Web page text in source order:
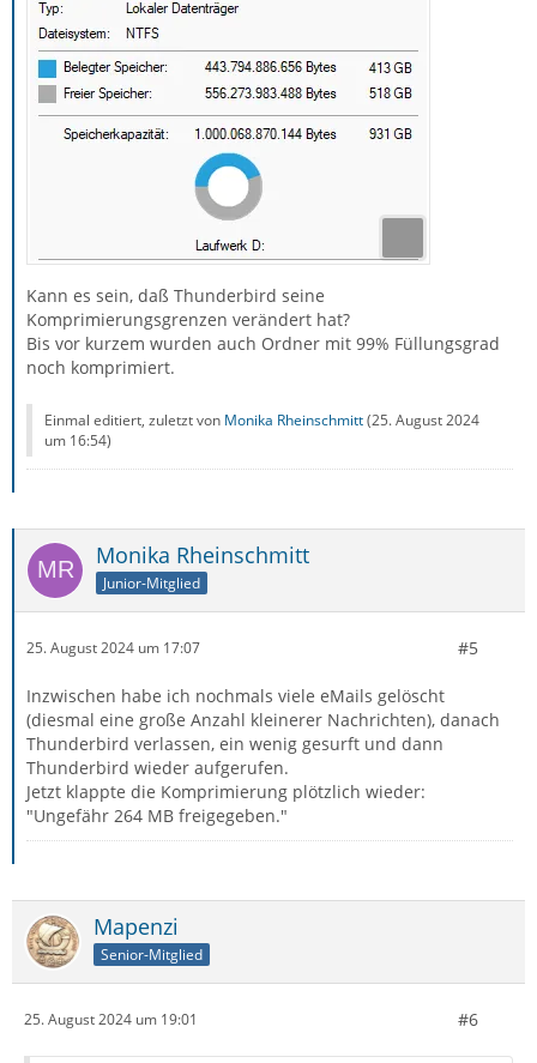
Kann es sein, daß Thunderbird seine
Komprimierungsgrenzen verändert hat?
Bis vor kurzem wurden auch Ordner mit 99% Füllungsgrad
noch komprimiert.
Einmal editiert, zuletzt von Monika Rheinschmitt(25. August 2024
um 16:54)
Monika Rheinschmitt
Junior-Mitglied
25. August 2024 um 17:07 #5
Inzwischen habe ich nochmals viele eMails gelöscht
(diesmal eine große Anzahl kleinerer Nachrichten), danach
Thunderbird verlassen, ein wenig gesurft und dann
Thunderbird wieder aufgerufen.
Jetzt klappte die Komprimierung plötzlich wieder:
"Ungefähr 264 MB freigegeben."
Mapenzi
Senior-Mitglied
25. August 2024 um 19:01 #6